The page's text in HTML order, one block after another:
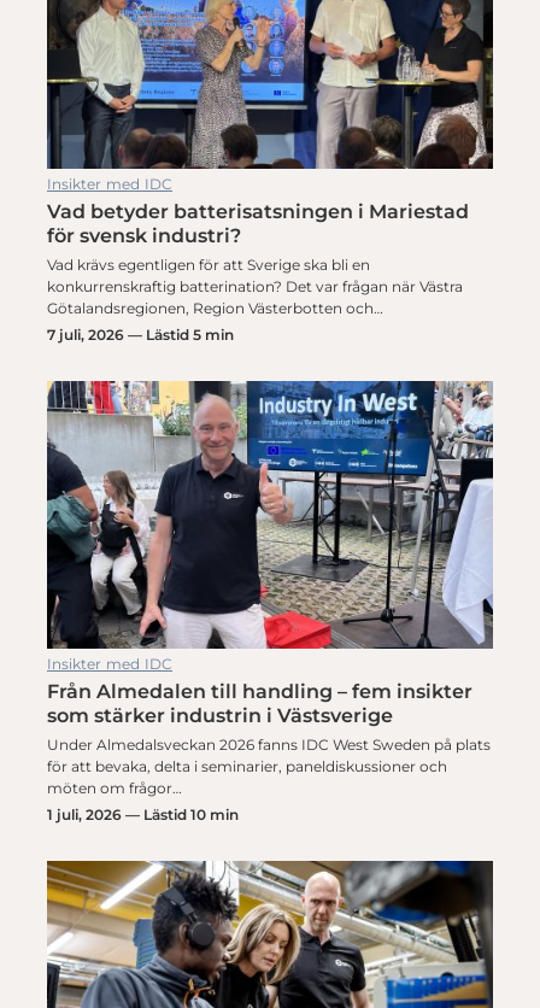
Insikter med IDC
Vad betyder batterisatsningen i Mariestad
för svensk industri?
Vad krävs egentligen för att Sverige ska bli en
konkurrenskraftig batterination? Det var frågan när Västra
Götalandsregionen, Region Västerbotten och…
7 juli, 2026 — Lästid 5 min
Insikter med IDC
Från Almedalen till handling – fem insikter
som stärker industrin i Västsverige
Under Almedalsveckan 2026 fanns IDC West Sweden på plats
för att bevaka, delta i seminarier, paneldiskussioner och
möten om frågor…
1 juli, 2026 — Lästid 10 min